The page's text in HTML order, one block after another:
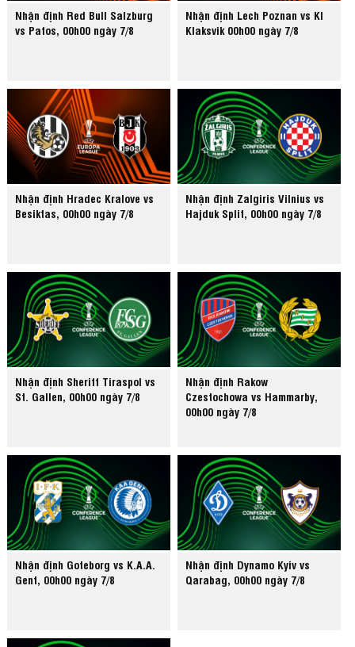
Nhận định Red Bull Salzburg
vs Pafos, 00h00 ngày 7/8
Nhận định Lech Poznan vs KI
Klaksvik 00h00 ngày 7/8
Nhận định Hradec Kralove vs
Besiktas, 00h00 ngày 7/8
Nhận định Zalgiris Vilnius vs
Hajduk Split, 00h00 ngày 7/8
Nhận định Sheriff Tiraspol vs
St. Gallen, 00h00 ngày 7/8
Nhận định Rakow
Czestochowa vs Hammarby,
00h00 ngày 7/8
Nhận định Goteborg vs K.A.A.
Gent, 00h00 ngày 7/8
Nhận định Dynamo Kyiv vs
Qarabag, 00h00 ngày 7/8